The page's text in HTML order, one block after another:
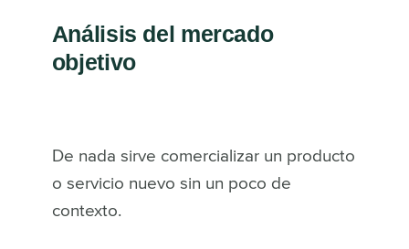
Análisis del mercado
objetivo
De nada sirve comercializar un producto
o servicio nuevo sin un poco de
contexto.